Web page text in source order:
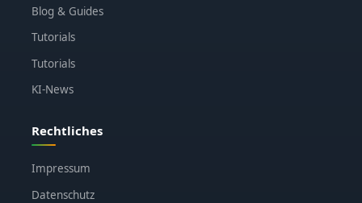
Blog & Guides
Tutorials
Tutorials
KI-News
Rechtliches
Impressum
Datenschutz